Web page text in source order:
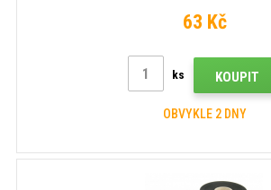
63 Kč
ks KOUPIT
OBVYKLE 2 DNY